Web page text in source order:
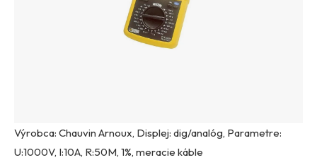
Výrobca: Chauvin Arnoux, Displej: dig/analóg, Parametre:
U:1000V, I:10A, R:50M, 1%, meracie káble